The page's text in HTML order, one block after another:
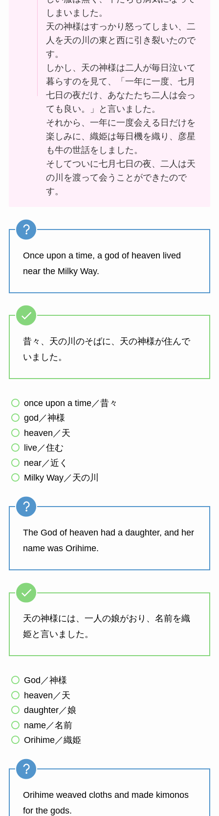
しまいました。
天の神様はすっかり怒ってしまい、二
人を天の川の東と西に引き裂いたので
す。
しかし、天の神様は二人が毎日泣いて
暮らすのを見て、「一年に一度、七月
七日の夜だけ、あなたたち二人は会っ
ても良い。」と言いました。
それから、一年に一度会える日だけを
楽しみに、織姫は毎日機を織り、彦星
も牛の世話をしました。
そしてついに七月七日の夜、二人は天
の川を渡って会うことができたので
す。
Once upon a time, a god of heaven lived
near the Milky Way.
昔々、天の川のそばに、天の神様が住んで
いました。
once upon a time／昔々
god／神様
heaven／天
live／住む
near／近く
Milky Way／天の川
The God of heaven had a daughter, and her
name was Orihime.
天の神様には、一人の娘がおり、名前を織
姫と言いました。
God／神様
heaven／天
daughter／娘
name／名前
Orihime／織姫
Orihime weaved cloths and made kimonos
for the gods.